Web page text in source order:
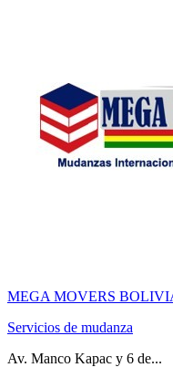
MEGA MOVERS
Servicios de mudanza
Av. Manco Kapac y 6 de...